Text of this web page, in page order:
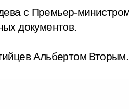
с Премьер-
документов.
Альбертом Вторым.